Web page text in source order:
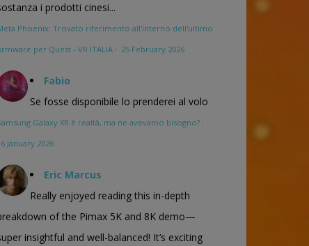
i prodotti cinesi...
Phoenix: Trovato riferimento all'interno dell'ultimo
per Quest - VR ITALIA · 25 February 2026
Fabio
Se fosse disponibile lo prenderei al volo
Galaxy XR è realtà, ma ne avevamo bisogno? ·
January 2026
Eric Marcus
Really enjoyed reading this in-depth
of the Pimax 5K and 8K demo—
insightful and well-balanced! It’s exciting